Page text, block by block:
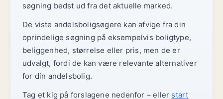
søgning bedst ud fra det aktuelle marked.
De viste andelsboligsøgere kan afvige fra din
oprindelige søgning på eksempelvis boligtype,
beliggenhed, størrelse eller pris, men de er
udvalgt, fordi de kan være relevante alternativer
for din andelsbolig.
Tag et kig på forslagene nedenfor – eller start